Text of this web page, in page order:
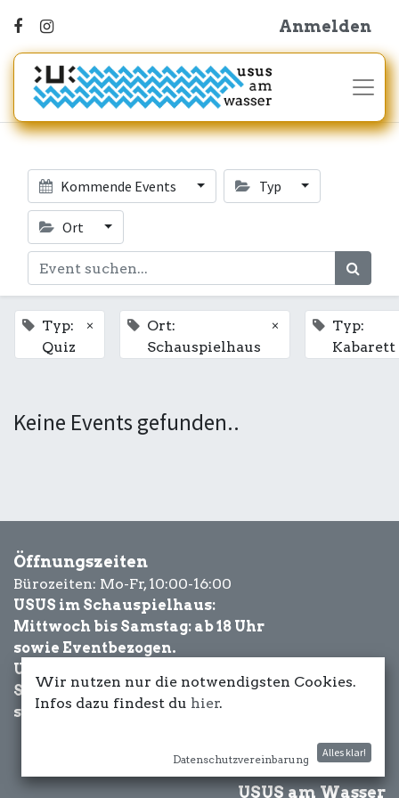
Anmelden
Kommende Events Typ
Ort
Typ:
Quiz
×
Ort:
Schauspielhaus
×
Typ:
Kabarett
Keine Events gefunden..
Öffnungszeiten
Bürozeiten: Mo-Fr, 10:00-16:00
USUS im Schauspielhaus:
Mittwoch bis Samstag: ab 18 Uhr
sowie Eventbezogen.
USUS am Wasser:
Schönwetter-
sowie Eventbezogen.
USUS am Wasser
Wir nutzen nur die notwendigsten Cookies.
Infos dazu findest du hier.
Datenschutzvereinbarung
Alles klar!